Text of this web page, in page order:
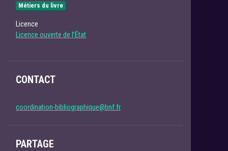
Métiers du livre
Licence
Licence ouverte de l’État
CONTACT
coordination-bibliographique@bnf.fr
PARTAGE